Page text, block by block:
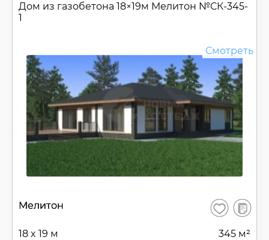
Дом из газобетона 18×19м Мелитон №СК-345-
1
Смотреть
Мелитон Сохранить
В
18 x 19 м 345 м²